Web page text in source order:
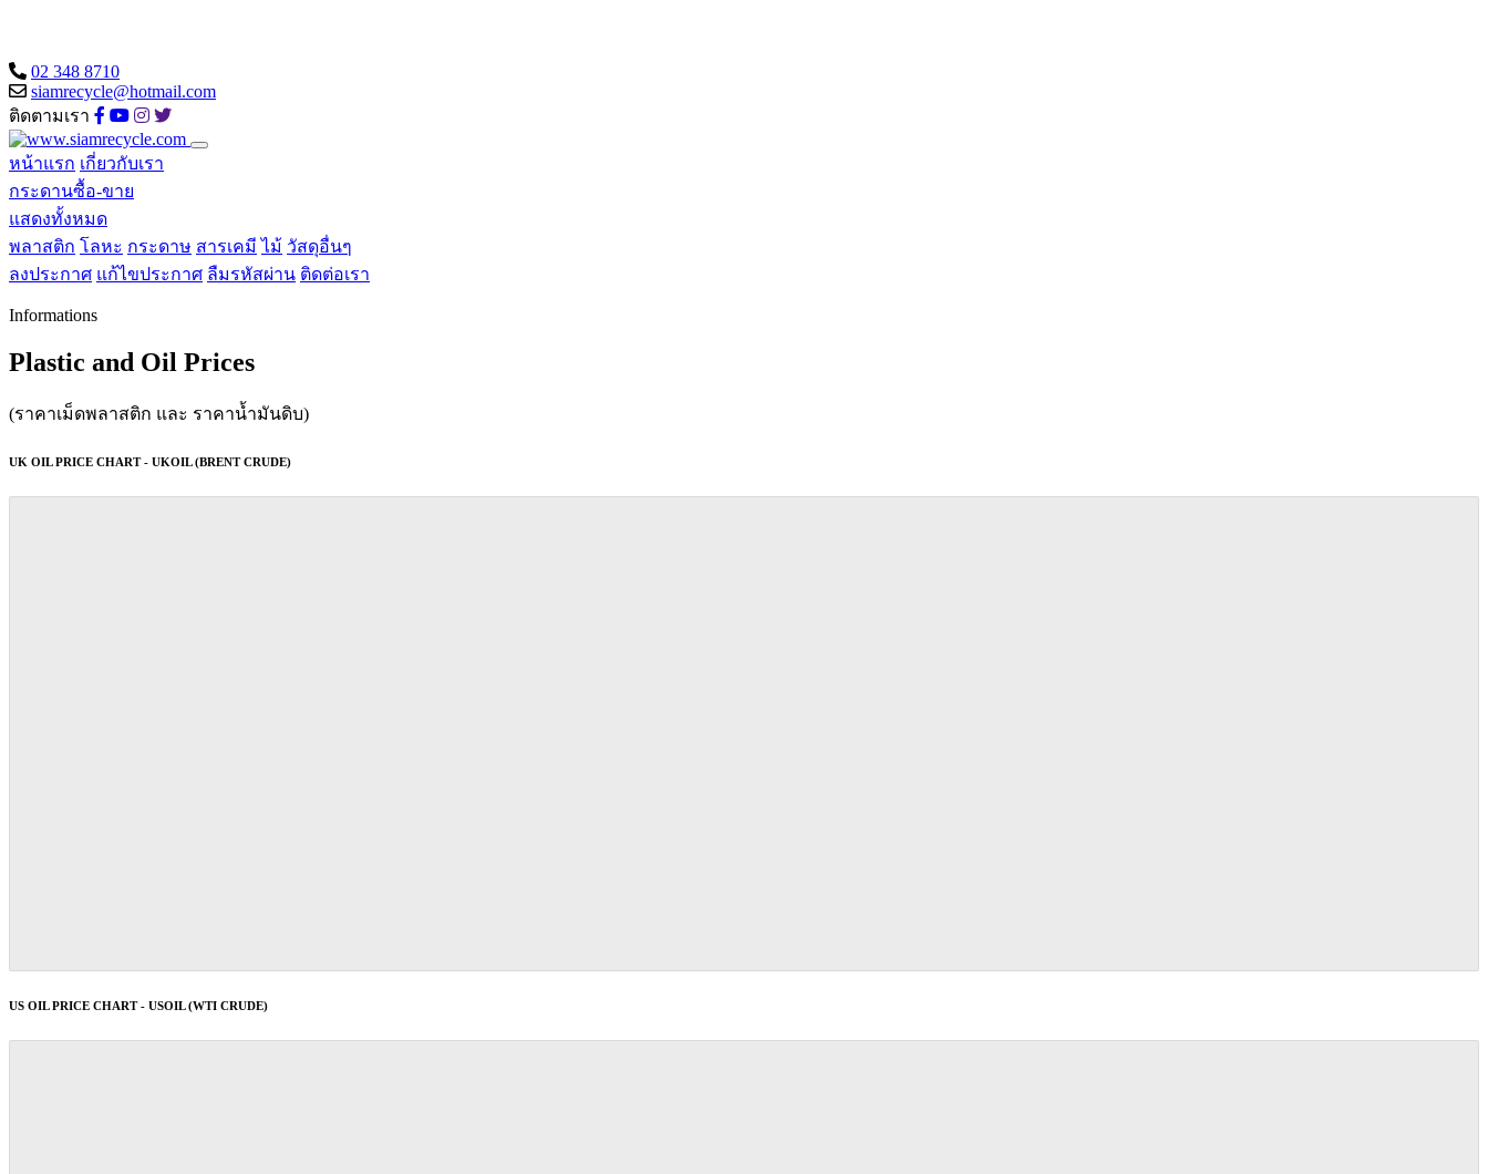
02 348 8710
siamrecycle@hotmail.com
ติดตามเรา
หน้าแรก เกี่ยวกับเรา
กระดานซื้อ-ขาย
แสดงทั้งหมด
พลาสติก โลหะ กระดาษ สารเคมี ไม้ วัสดุอื่นๆ
ลงประกาศ แก้ไขประกาศ ลืมรหัสผ่าน ติดต่อเรา
Informations
Plastic and Oil Prices
(ราคาเม็ดพลาสติก และ ราคาน้ำมันดิบ)
UK OIL PRICE CHART - UKOIL (BRENT CRUDE)
US OIL PRICE CHART - USOIL (WTI CRUDE)